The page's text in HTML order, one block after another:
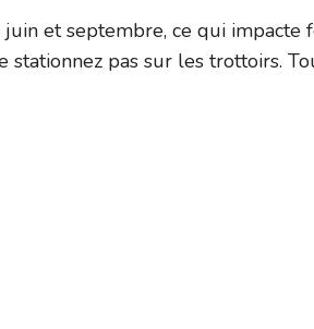
et septembre, ce qui impacte
pas sur les trottoirs.